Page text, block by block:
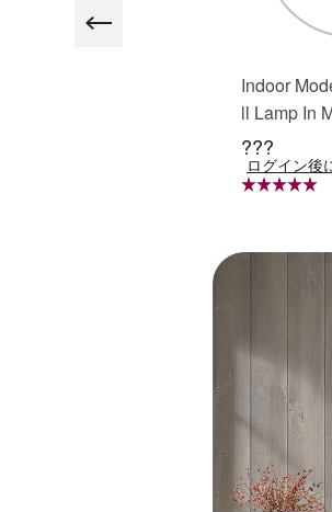
Indoor
ll Lamp In
Clear
E26 Bulb
ight
???
ログイン後